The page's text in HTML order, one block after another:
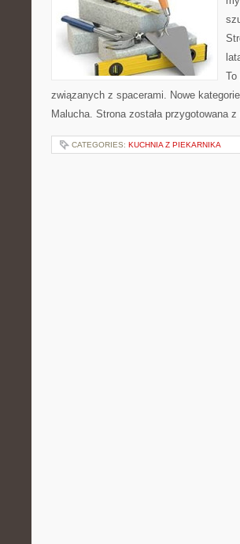
To
związanych z spacerami. Nowe
Malucha. Strona została
CATEGORIES: KUCHNIA Z PIEKARNIKA